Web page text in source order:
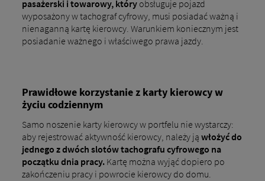
pasażerski i towarowy, któryobsługuje pojazd
wyposażony w tachograf cyfrowy, musi posiadać ważną i
nienaganną kartę kierowcy. Warunkiem koniecznym jest
posiadanie ważnego i właściwego prawa jazdy.
Prawidłowe korzystanie z karty kierowcy w
życiu codziennym
Samo noszenie karty kierowcy w portfelu nie wystarczy:
aby rejestrować aktywność kierowcy, należy ją włożyć do
jednego z dwóch slotów tachografu cyfrowego na
początku dnia pracy.Kartę można wyjąć dopiero po
zakończeniu pracy i powrocie kierowcy do domu.